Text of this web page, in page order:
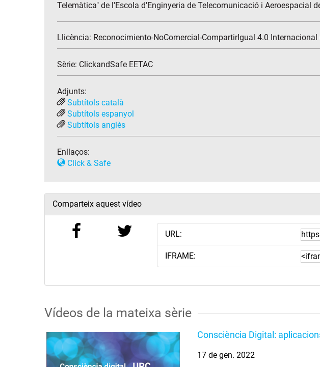
Telemàtica" de l'Escola d'Enginyeria de Telecomunicació i Aeroespacial
Llicència: Reconocimiento-NoComercial-CompartirIgual 4.0 Internacional
Sèrie: ClickandSafe EETAC
Adjunts:
Subtítols català
Subtítols espanyol
Subtítols anglès
Enllaços:
Click & Safe
Comparteix aquest vídeo
URL:
IFRAME:
Vídeos de la mateixa sèrie
Consciència Digital:
17 de gen. 2022